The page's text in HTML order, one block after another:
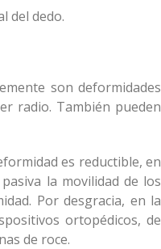
del dedo.
son deformidades
radio. También pueden
es reductible, en
la movilidad de los
Por desgracia, en la
ortopédicos, de
de roce.